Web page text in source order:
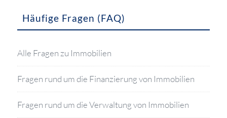
Häufige Fragen (FAQ)
Alle Fragen zu Immobilien
Fragen rund um die Finanzierung von Immobilien
Fragen rund um die Verwaltung von Immobilien